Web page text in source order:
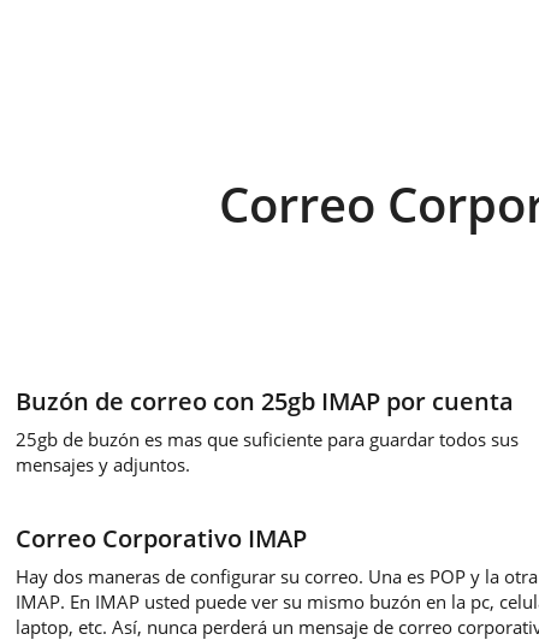
Correo
Buzón de correo con 25gb IMAP por cuenta
25gb de buzón es mas que suficiente para guardar todos sus
mensajes y adjuntos.
Correo Corporativo IMAP
Hay dos maneras de configurar su correo. Una es POP y la
IMAP. En IMAP usted puede ver su mismo buzón en la pc,
laptop, etc. Así, nunca perderá un mensaje de correo